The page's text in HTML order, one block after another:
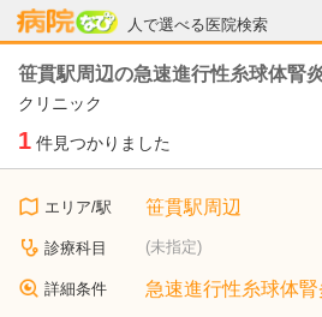
人で選べる医院検索
病院なび
笹貫駅周辺の急速進行性糸球体腎
クリニック
1 件見つかりました
エリア/駅 笹貫駅周辺
診療科目 (未指定)
詳細条件 急速進行性糸球体腎